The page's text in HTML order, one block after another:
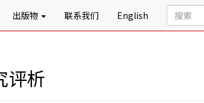
出版物 联系我们 English
评析